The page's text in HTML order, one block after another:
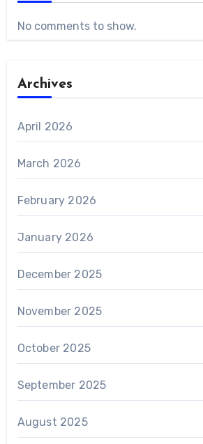
No comments to show.
Archives
April 2026
March 2026
February 2026
January 2026
December 2025
November 2025
October 2025
September 2025
August 2025